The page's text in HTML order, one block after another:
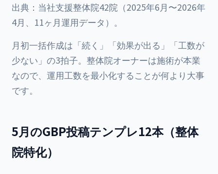
出典：当社支援整体院42院（2025年6月〜2026年
4月、11ヶ月運用データ）。
月初一括作成は「続く」「効果が出る」「工数が
少ない」の3拍子。整体院オーナーは施術が本業
なので、運用工数を最小化することが何より大事
です。
5月のGBP投稿テンプレ12本（整体
院特化）